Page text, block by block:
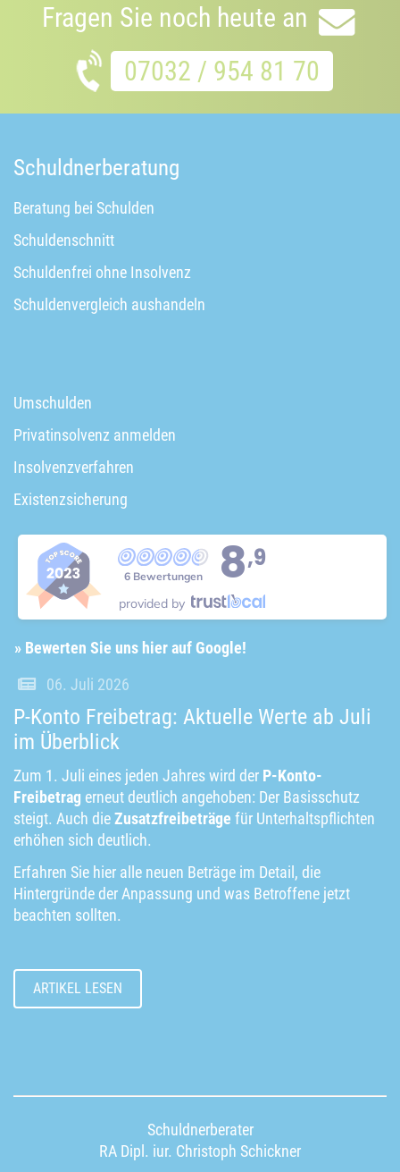
Fragen Sie noch heute an
07032 / 954 81 70
Schuldnerberatung
Beratung bei Schulden
Schuldenschnitt
Schuldenfrei ohne Insolvenz
Schuldenvergleich aushandeln
Umschulden
Privatinsolvenz anmelden
Insolvenzverfahren
Existenzsicherung
6 Bewertungen 8,9
provided by
» Bewerten Sie uns hier auf Google!
06. Juli 2026
P-Konto Freibetrag: Aktuelle Werte ab Juli
im Überblick
Zum 1. Juli eines jeden Jahres wird der P-Konto-
Freibetrag erneut deutlich angehoben: Der Basisschutz
steigt. Auch dieZusatzfreibeträge für Unterhaltspflichten
erhöhen sich deutlich.
Erfahren Sie hier alle neuen Beträge im Detail, die
Hintergründe der Anpassung und was Betroffene jetzt
beachten sollten.
ARTIKEL LESEN
Schuldnerberater
RA Dipl. iur. Christoph Schickner